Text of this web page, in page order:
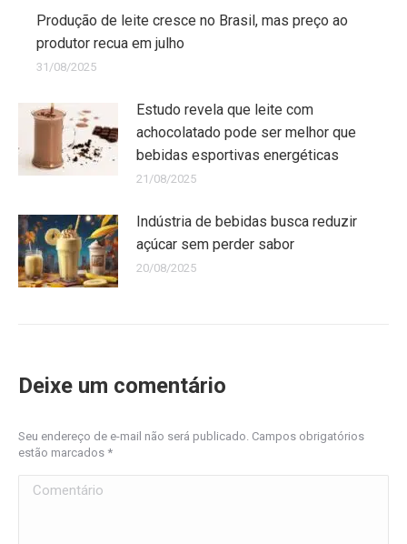
Produção de leite cresce no Brasil, mas preço ao
produtor recua em julho
31/08/2025
Estudo revela que leite com
achocolatado pode ser melhor que
bebidas esportivas energéticas
21/08/2025
Indústria de bebidas busca reduzir
açúcar sem perder sabor
20/08/2025
Deixe um comentário
Seu endereço de e-mail não será publicado. Campos obrigatórios
estão marcados *
Comentário